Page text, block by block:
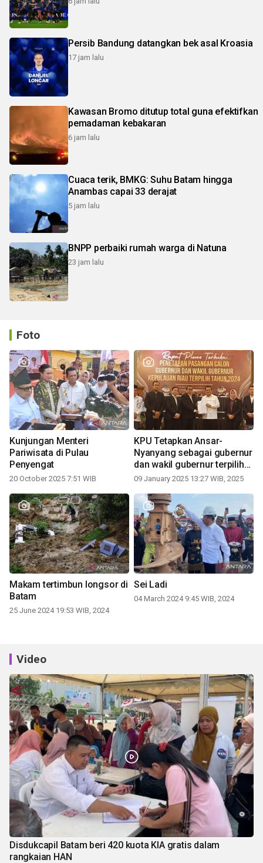
Persib Bandung datangkan bek asal Kroasia
17 jam lalu
Kawasan Bromo ditutup total guna efektifkan
pemadaman kebakaran
6 jam lalu
Cuaca terik, BMKG: Suhu Batam hingga
Anambas capai 33 derajat
5 jam lalu
BNPP perbaiki rumah warga di Natuna
23 jam lalu
Foto
Kunjungan Menteri
Pariwisata di Pulau
Penyengat
20 October 2025 7:51 WIB
KPU Tetapkan Ansar-
Nyanyang sebagai gubernur
dan wakil gubernur terpilih
periode 2025-2030
09 January 2025 13:27 WIB, 2025
Makam tertimbun longsor di
Batam
25 June 2024 19:53 WIB, 2024
Sei Ladi
04 March 2024 9:45 WIB, 2024
Video
Disdukcapil Batam beri 420 kuota KIA gratis dalam
rangkaian HAN